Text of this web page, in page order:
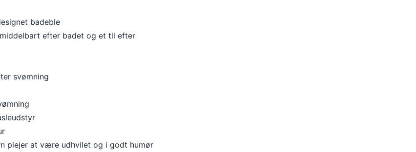
badeble
efter badet og et til efter
svømning
plejer at være udhvilet og i godt humør